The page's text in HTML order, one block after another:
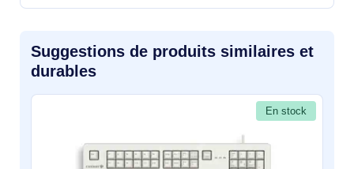
Suggestions de produits similaires et
durables
En stock